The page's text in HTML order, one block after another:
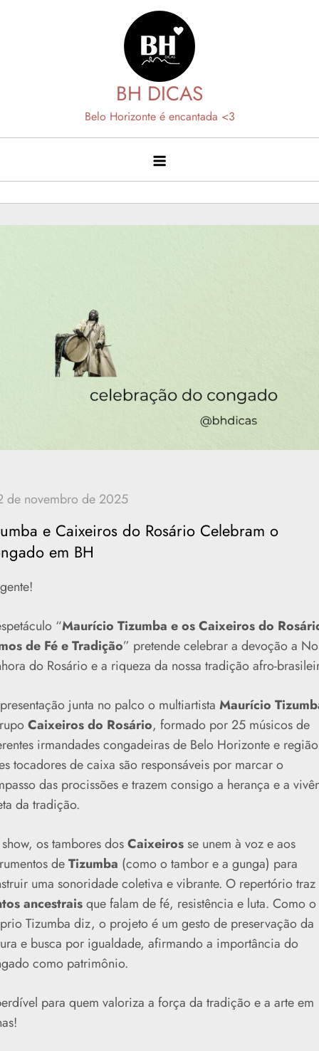
BH DICAS
Belo Horizonte é encantada <3
e Caixeiros do Rosário Celebram o
em BH
“Maurício Tizumba e os Caixeiros do
de Fé e Tradição” pretende celebrar a devoção a
do Rosário e a riqueza da nossa tradição afro-
junta no palco o multiartista Maurício
Caixeiros do Rosário, formado por 25 músicos de
irmandades congadeiras de Belo Horizonte e
tocadores de caixa são responsáveis por marcar o
das procissões e trazem consigo a herança e a
da tradição.
os tambores dosCaixeirosse unem à voz e aos
deTizumba (como o tambor e a gunga) para
uma sonoridade coletiva e vibrante. O repertório traz
ancestraisque falam de fé, resistência e luta. Como o
Tizumba diz, o projeto é um gesto de preservação da
e busca por igualdade, afirmando a importância do
como patrimônio.
para quem valoriza a força da tradição e a arte em